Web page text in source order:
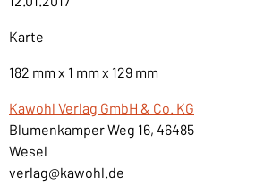
Karte
182 mm x 1 mm x 129 mm
Kawohl Verlag GmbH & Co. KG
Blumenkamper Weg 16, 46485
Wesel
verlag@kawohl.de